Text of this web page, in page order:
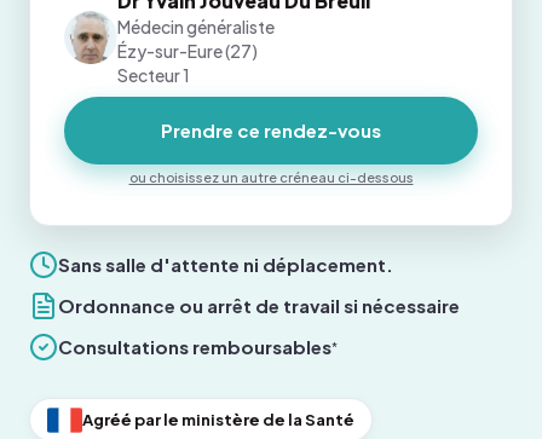
Sans salle d'attente ni déplacement.
Ordonnance ou arrêt de travail si nécessaire
Consultations remboursables*
Agréé par le ministère de la Santé
Médecin généraliste
Ézy-sur-Eure (27)
Secteur 1
Prendre ce rendez-vous
ou choisissez un autre créneau ci-dessous